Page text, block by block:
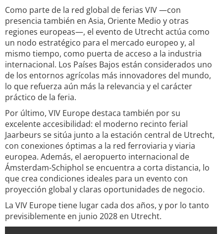
Como parte de la red global de ferias VIV —con
presencia también en Asia, Oriente Medio y otras
regiones europeas—, el evento de Utrecht actúa como
un nodo estratégico para el mercado europeo y, al
mismo tiempo, como puerta de acceso a la industria
internacional. Los Países Bajos están considerados uno
de los entornos agrícolas más innovadores del mundo,
lo que refuerza aún más la relevancia y el carácter
práctico de la feria.
Por último, VIV Europe destaca también por su
excelente accesibilidad: el moderno recinto ferial
Jaarbeurs se sitúa junto a la estación central de Utrecht,
con conexiones óptimas a la red ferroviaria y viaria
europea. Además, el aeropuerto internacional de
Ámsterdam-Schiphol se encuentra a corta distancia, lo
que crea condiciones ideales para un evento con
proyección global y claras oportunidades de negocio.
La VIV Europe tiene lugar cada dos años, y por lo tanto
previsiblemente en junio 2028 en Utrecht.